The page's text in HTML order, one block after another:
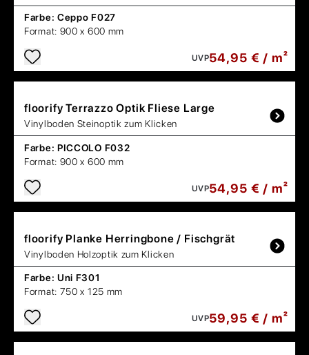
Farbe: Ceppo F027
Format: 900 x 600 mm
UVP54,95 € / m²
floorify Terrazzo Optik Fliese Large
Vinylboden Steinoptik zum Klicken
Farbe: PICCOLO F032
Format: 900 x 600 mm
UVP54,95 € / m²
floorify Planke Herringbone / Fischgrät
Vinylboden Holzoptik zum Klicken
Farbe: Uni F301
Format: 750 x 125 mm
UVP59,95 € / m²